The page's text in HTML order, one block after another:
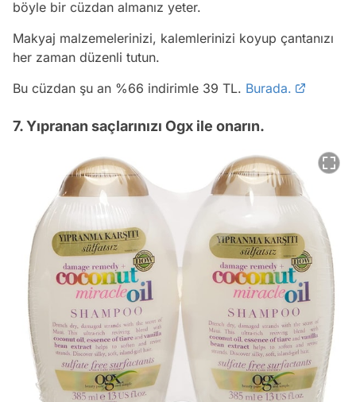
böyle bir cüzdan almanız yeter.
Makyaj malzemelerinizi, kalemlerinizi koyup çantanızı
her zaman düzenli tutun.
Bu cüzdan şu an %66 indirimle 39 TL. Burada.
7. Yıpranan saçlarınızı Ogx ile onarın.